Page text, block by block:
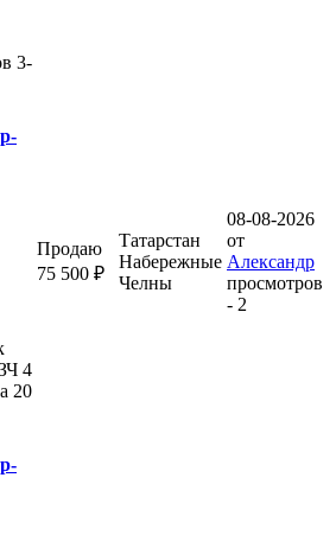
3-
4
20
Продаю
75 500 ₽
Татарстан
Набережные
Челны
08-08-2026
от
Александр
просмотров
- 2